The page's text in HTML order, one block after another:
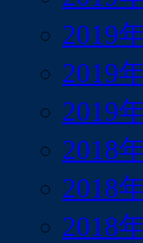
2019
2019
2019
2018
2018
2018